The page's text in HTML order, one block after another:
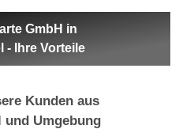
GmbH in
- Ihre Vorteile
Kunden aus
und Umgebung